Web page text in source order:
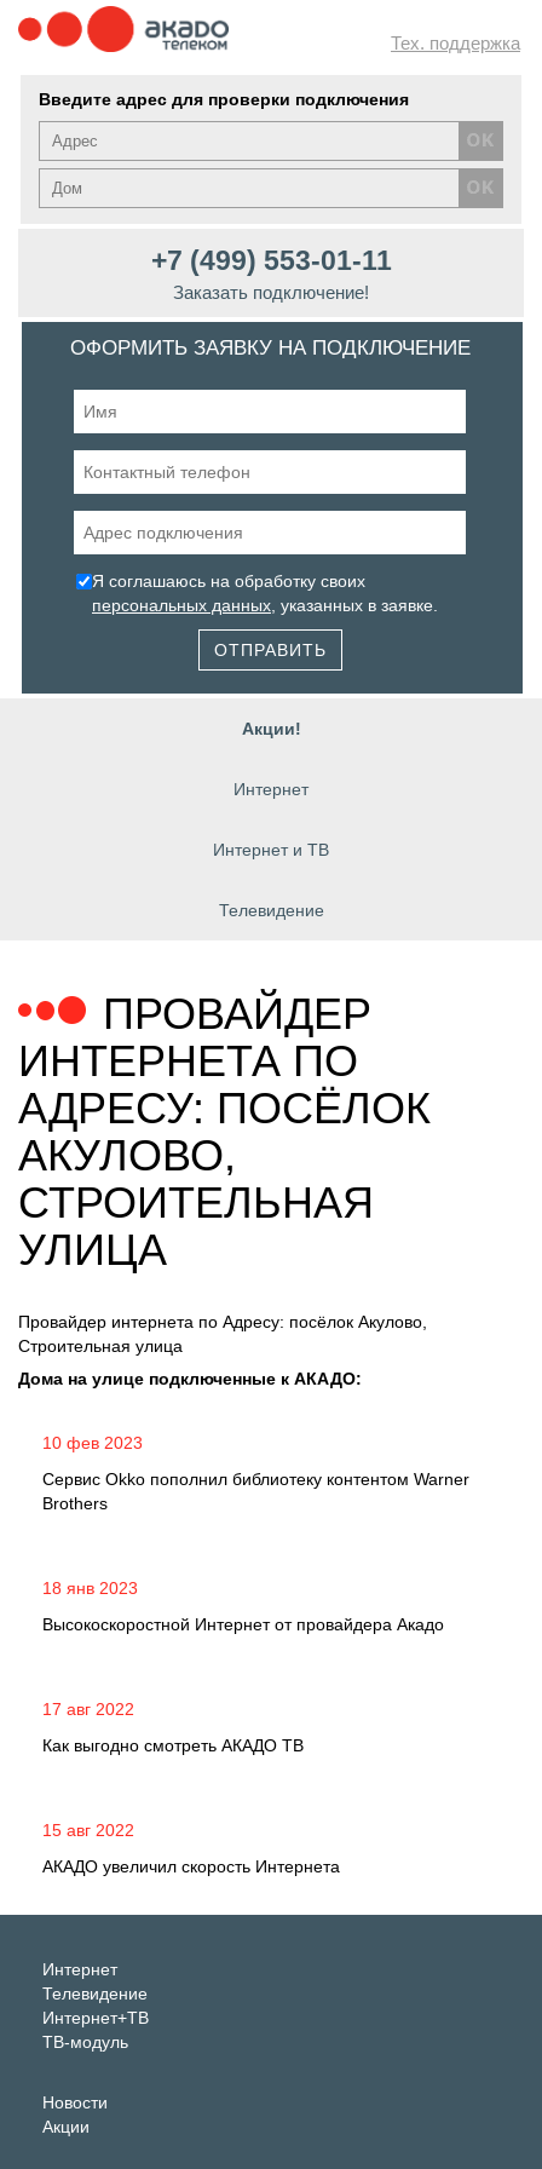
Тех. поддержка
Введите адрес для проверки подключения
+7 (499) 553-01-11
Заказать подключение!
ОФОРМИТЬ ЗАЯВКУ НА ПОДКЛЮЧЕНИЕ
Я соглашаюсь на обработку своих
персональных данных , указанных в заявке.
ОТПРАВИТЬ
Акции!
Интернет
Интернет и ТВ
Телевидение
ПРОВАЙДЕР
ИНТЕРНЕТА ПО
АДРЕСУ: ПОСЁЛОК
АКУЛОВО,
СТРОИТЕЛЬНАЯ
УЛИЦА
Провайдер интернета по Адресу: посёлок Акулово,
Строительная улица
Дома на улице подключенные к АКАДО:
10 фев 2023
Сервис Okko пополнил библиотеку контентом Warner
Brothers
18 янв 2023
Высокоскоростной Интернет от провайдера Акадо
17 авг 2022
Как выгодно смотреть АКАДО ТВ
15 авг 2022
АКАДО увеличил скорость Интернета
Интернет
Телевидение
Интернет+ТВ
ТВ-модуль
Новости
Акции